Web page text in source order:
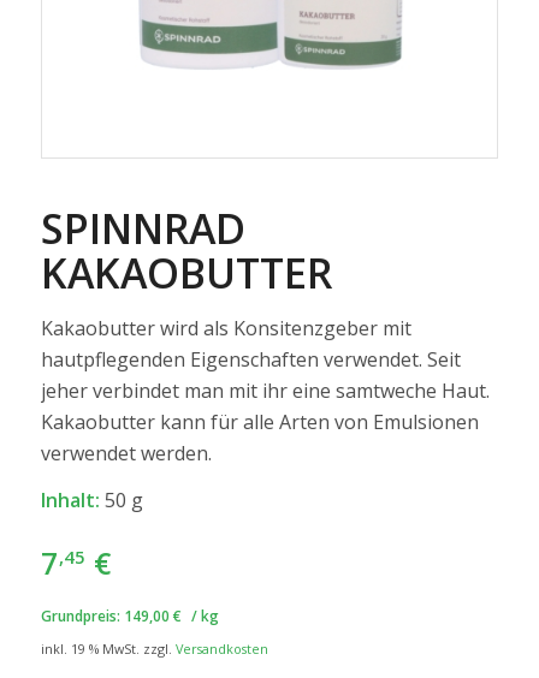
SPINNRAD
KAKAOBUTTER
Kakaobutter wird als Konsitenzgeber mit
hautpflegenden Eigenschaften verwendet. Seit
jeher verbindet man mit ihr eine samtweche Haut.
Kakaobutter kann für alle Arten von Emulsionen
verwendet werden.
Inhalt: 50 g
7,45 €
Grundpreis: 149,00 € /kg
inkl. 19 % MwSt. zzgl. Versandkosten